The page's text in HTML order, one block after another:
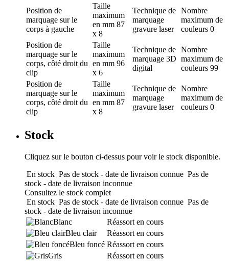
Position de
marquage sur le
corps à gauche
Taille
maximum
en mm 87
x 8
Technique de
marquage
gravure laser
Nombre
maximum de
couleurs 0
Position de
marquage sur le
corps, côté droit du
clip
Taille
maximum
en mm 96
x 6
Technique de
marquage 3D
digital
Nombre
maximum de
couleurs 99
Position de
marquage sur le
corps, côté droit du
clip
Taille
maximum
en mm 87
x 8
Technique de
marquage
gravure laser
Nombre
maximum de
couleurs 0
Stock
Cliquez sur le bouton ci-dessus pour voir le stock disponible.
En stock Pas de stock - date de livraison connue Pas de
stock - date de livraison inconnue
Consultez le stock complet
En stock Pas de stock - date de livraison connue Pas de
stock - date de livraison inconnue
Blanc
Réassort en cours
Bleu clair
Réassort en cours
Bleu foncé Réassort en cours
Gris
Réassort en cours